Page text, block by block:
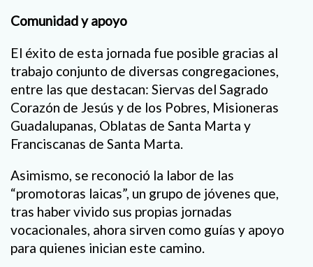
Comunidad y apoyo
El éxito de esta jornada fue posible gracias al
trabajo conjunto de diversas congregaciones,
entre las que destacan: Siervas del Sagrado
Corazón de Jesús y de los Pobres, Misioneras
Guadalupanas, Oblatas de Santa Marta y
Franciscanas de Santa Marta.
Asimismo, se reconoció la labor de las
“promotoras laicas”, un grupo de jóvenes que,
tras haber vivido sus propias jornadas
vocacionales, ahora sirven como guías y apoyo
para quienes inician este camino.